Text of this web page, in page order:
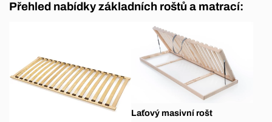
Přehled nabídky základních roštů a matrací:
Laťový masivní rošt